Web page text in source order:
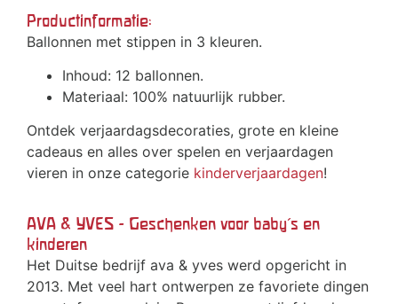
Productinformatie:
Ballonnen met stippen in 3 kleuren.
Inhoud: 12 ballonnen.
Materiaal: 100% natuurlijk rubber.
Ontdek verjaardagsdecoraties, grote en kleine
cadeaus en alles over spelen en verjaardagen
vieren in onze categorie kinderverjaardagen!
AVA & YVES - Geschenken voor baby's en
kinderen
Het Duitse bedrijf ava & yves werd opgericht in
2013. Met veel hart ontwerpen ze favoriete dingen